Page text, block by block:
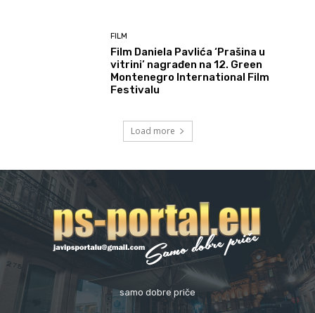
FILM
Film Daniela Pavlića ‘Prašina u
vitrini’ nagrađen na 12. Green
Montenegro International Film
Festivalu
Load more
samo dobre priče